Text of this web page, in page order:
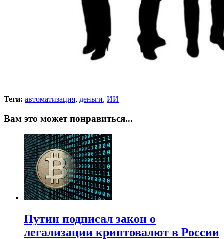
Теги: автоматизация, деньги, ИИ
Вам это может понравиться...
Путин подписал закон о
легализации криптовалют в России